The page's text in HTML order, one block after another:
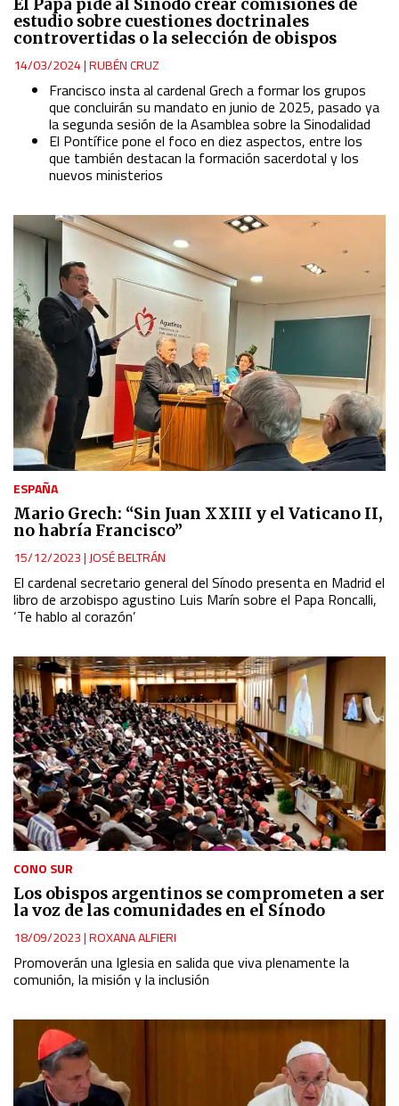
El Papa pide al Sínodo crear comisiones de
estudio sobre cuestiones doctrinales
controvertidas o la selección de obispos
14/03/2024|RUBÉN CRUZ
Francisco insta al cardenal Grech a formar los grupos
que concluirán su mandato en junio de 2025, pasado ya
la segunda sesión de la Asamblea sobre la Sinodalidad
El Pontífice pone el foco en diez aspectos, entre los
que también destacan la formación sacerdotal y los
nuevos ministerios
ESPAÑA
Mario Grech: “Sin Juan XXIII y el Vaticano II,
no habría Francisco”
15/12/2023| JOSÉ BELTRÁN
El cardenal secretario general del Sínodo presenta en Madrid el
libro de arzobispo agustino Luis Marín sobre el Papa Roncalli,
‘Te hablo al corazón’
CONO SUR
Los obispos argentinos se comprometen a ser
la voz de las comunidades en el Sínodo
18/09/2023|ROXANA ALFIERI
Promoverán una Iglesia en salida que viva plenamente la
comunión, la misión y la inclusión